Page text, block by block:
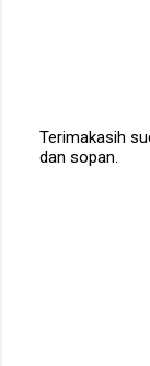
P
Terimakasih
dan sopan.